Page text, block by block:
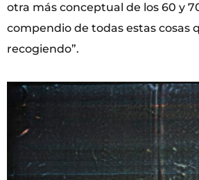
otra más conceptual de los 60 y
compendio de todas estas cosas
recogiendo”.